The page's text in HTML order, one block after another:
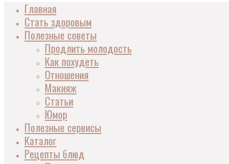
Главная
Стать здоровым
Полезные советы
Продлить молодость
Как похудеть
Отношения
Макияж
Статьи
Юмор
Полезные сервисы
Каталог
Рецепты блюд